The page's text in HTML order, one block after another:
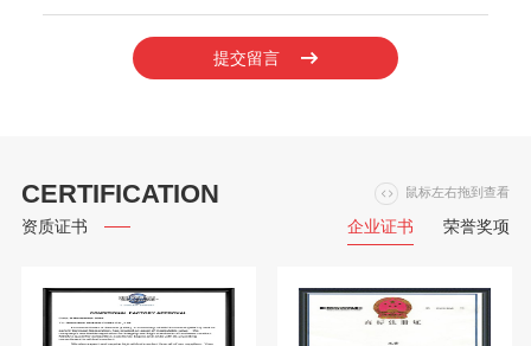
提交留言
CERTIFICATION
资质证书
鼠标左右拖到查看
企业证书 荣誉奖项